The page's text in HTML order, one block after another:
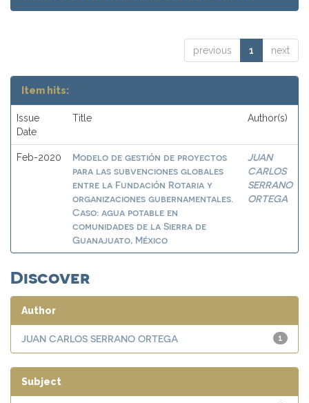
previous 1 next
Item hits:
Issue
Date
Title Author(s)
Feb-2020
Modelo de gestión de proyectos
para las subvenciones globales
entre la Fundación Rotaria y
organizaciones gubernamentales.
Caso: agua potable en
comunidades de la Sierra de
Guanajuato, México
JUAN
CARLOS
SERRANO
ORTEGA
Discover
Author
1
JUAN CARLOS SERRANO ORTEGA
Subject